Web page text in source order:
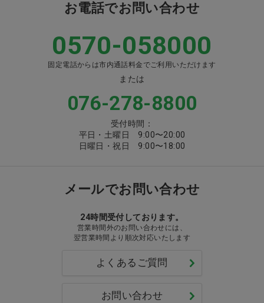
お電話でお問い合わせ
0570-058000
固定電話からは市内通話料金でご利用いただけます
または
076-278-8800
受付時間：
平日・土曜日 9:00〜20:00
日曜日・祝日 9:00〜18:00
メールでお問い合わせ
24時間受付しております。
営業時間外のお問い合わせには、
翌営業時間より順次対応いたします
よくあるご質問
お問い合わせ